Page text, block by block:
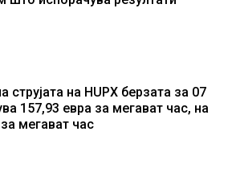
струјата на HUPX берзата за 07
157,93 евра за мегават час, на
мегават час